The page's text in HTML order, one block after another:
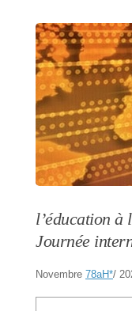
l’éducation à
Journée
Novembre 78aH*/